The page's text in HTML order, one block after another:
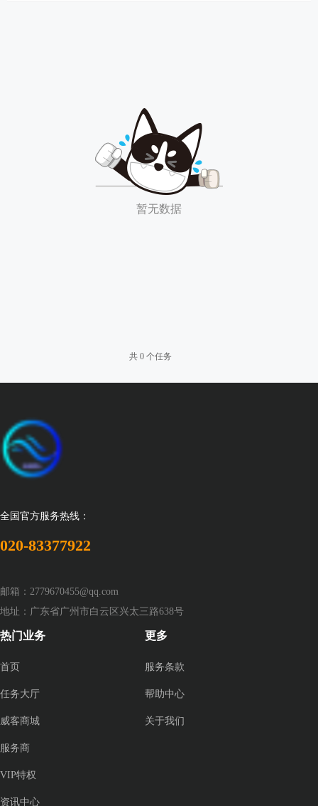
暂无数据
共 0 个任务
全国官方服务热线：
020-83377922
邮箱：2779670455@qq.com
地址：广东省广州市白云区兴太三路638号
热门业务
首页
任务大厅
威客商城
服务商
VIP特权
资讯中心
更多
服务条款
帮助中心
关于我们